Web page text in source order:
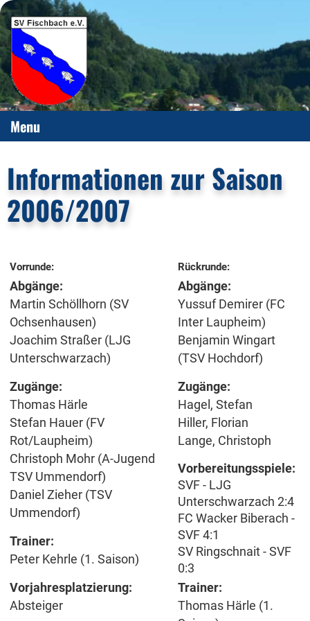
Menu
Informationen zur Saison
2006/2007
Vorrunde:
Abgänge:
Martin Schöllhorn (SV
Ochsenhausen)
Joachim Straßer (LJG
Unterschwarzach)
Zugänge:
Thomas Härle
Stefan Hauer (FV
Rot/Laupheim)
Christoph Mohr (A-Jugend
TSV Ummendorf)
Daniel Zieher (TSV
Ummendorf)
Trainer:
Peter Kehrle (1. Saison)
Vorjahresplatzierung:
Absteiger
Rückrunde:
Abgänge:
Yussuf Demirer (FC
Inter Laupheim)
Benjamin Wingart
(TSV Hochdorf)
Zugänge:
Hagel, Stefan
Hiller, Florian
Lange, Christoph
Vorbereitungsspiele:
SVF - LJG
Unterschwarzach 2:4
FC Wacker Biberach -
SVF 4:1
SV Ringschnait - SVF
0:3
Trainer:
Thomas Härle (1.